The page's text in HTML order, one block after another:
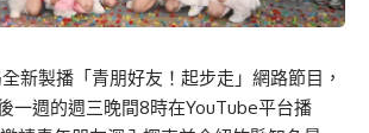
新製播「青朋好友！起步走」網路節目，
一週的週三晚間8時在YouTube平台播